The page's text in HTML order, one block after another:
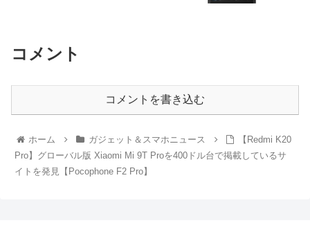
コメント
コメントを書き込む
ホーム ガジェット＆スマホニュース
【Redmi K20
Pro】グローバル版 Xiaomi Mi 9T Proを400ドル台で掲載しているサ
イトを発見【Pocophone F2 Pro】